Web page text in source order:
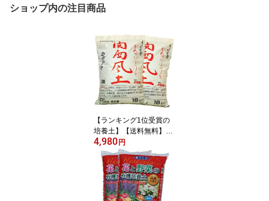
ショップ内の注目商品
【ランキング1位受賞の
培養土】【送料無料】
【他の商品同梱不可】□
錦幸園オリジナル関西風
土18L 2袋セット 花の
土 野菜の土 花の土送料
無料 植木の土 観葉植物
の土 球根の土 バラの土
4,980円